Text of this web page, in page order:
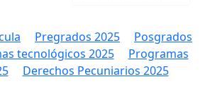
Pregrados 2025
Posgrados
tecnológicos 2025
Programas
Derechos Pecuniarios 2025